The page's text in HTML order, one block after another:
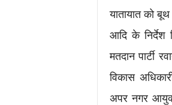
यातायात को
आदि के निर्देश
मतदान पार्टी
विकास
अपर नगर